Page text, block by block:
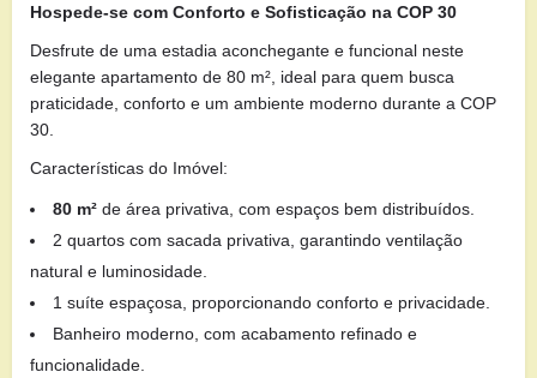
Hospede-se com Conforto e Sofisticação na COP 30
Desfrute de uma estadia aconchegante e funcional neste
elegante apartamento de 80 m², ideal para quem busca
praticidade, conforto e um ambiente moderno durante a COP
30.
Características do Imóvel:
80 m² de área privativa, com espaços bem distribuídos.
2 quartos com sacada privativa, garantindo ventilação
natural e luminosidade.
1 suíte espaçosa, proporcionando conforto e privacidade.
Banheiro moderno, com acabamento refinado e
funcionalidade.